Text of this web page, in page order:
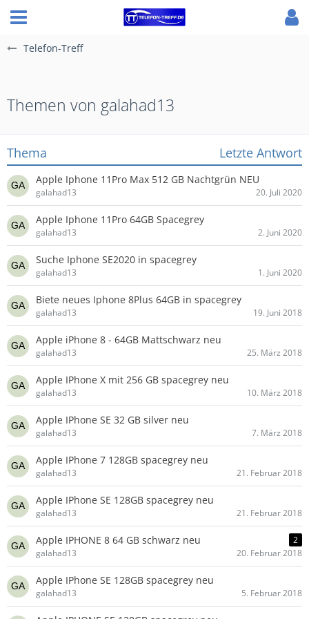
Telefon-Treff
Themen von galahad13
Thema Letzte Antwort
Apple Iphone 11Pro Max 512 GB Nachtgrün NEU
galahad13 20. Juli 2020
Apple Iphone 11Pro 64GB Spacegrey
galahad13 2. Juni 2020
Suche Iphone SE2020 in spacegrey
galahad13 1. Juni 2020
Biete neues Iphone 8Plus 64GB in spacegrey
galahad13 19. Juni 2018
Apple iPhone 8 - 64GB Mattschwarz neu
galahad13 25. März 2018
Apple IPhone X mit 256 GB spacegrey neu
galahad13 10. März 2018
Apple IPhone SE 32 GB silver neu
galahad13 7. März 2018
Apple IPhone 7 128GB spacegrey neu
galahad13 21. Februar 2018
Apple IPhone SE 128GB spacegrey neu
galahad13 21. Februar 2018
Apple IPHONE 8 64 GB schwarz neu
2
galahad13
20. Februar 2018
Apple IPhone SE 128GB spacegrey neu
galahad13 5. Februar 2018